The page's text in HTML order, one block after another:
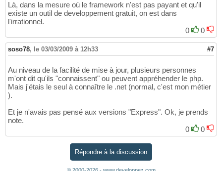
Là, dans la mesure où le framework n'est pas payant et qu'il
existe un outil de developpement gratuit, on est dans
l'irrationnel.
0
0
soso78, le 03/03/2009 à 12h33 #7
Au niveau de la facilité de mise à jour, plusieurs personnes
m'ont dit qu'ils "connaissent" ou peuvent appréhender le php.
Mais j'étais le seul à connaître le .net (normal, c'est mon métier
).
Et je n'avais pas pensé aux versions "Express". Ok, je prends
note.
0
0
Répondre à la discussion